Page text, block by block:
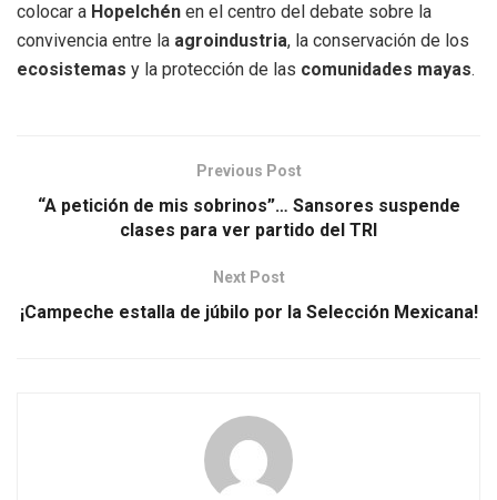
colocar a Hopelchén en el centro del debate sobre la
convivencia entre la agroindustria, la conservación de los
ecosistemas y la protección de las comunidades mayas.
Previous Post
“A petición de mis sobrinos”… Sansores suspende
clases para ver partido del TRI
Next Post
¡Campeche estalla de júbilo por la Selección Mexicana!